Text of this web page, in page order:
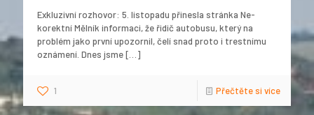
Exkluzivní rozhovor: 5. listopadu přinesla stránka Ne-
korektní Mělník informaci, že řidič autobusu, který na
problém jako první upozornil, čelí snad proto i trestnímu
oznámení. Dnes jsme[…]
1 Přečtěte si více